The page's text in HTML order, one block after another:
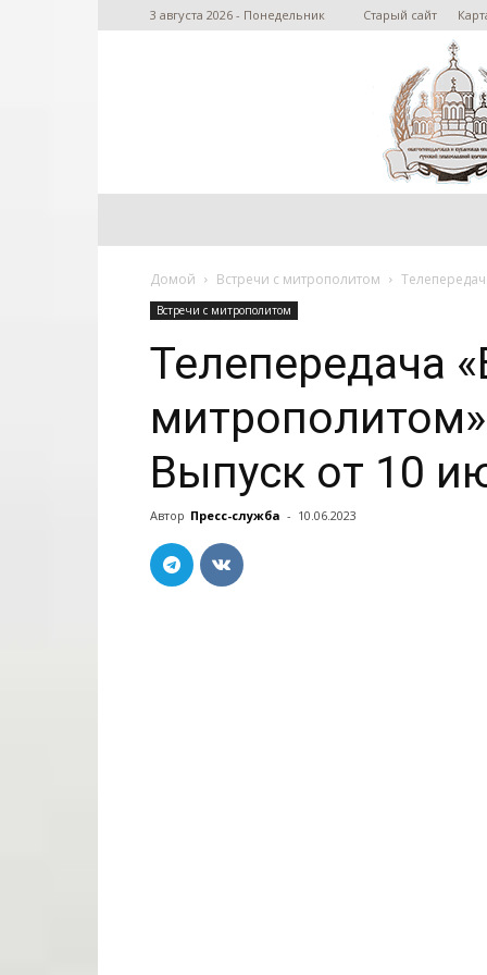
3 августа 2026 - Понедельник Старый сайт
Домой Встречи с митрополитом
Встречи с митрополитом
Телепередача
Выпуск от 10
Автор Пресс-служба - 10.06.2023